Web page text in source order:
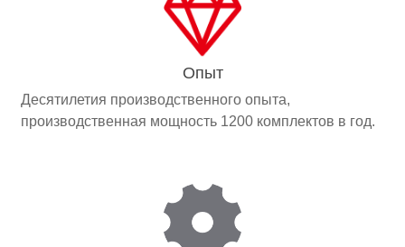
Опыт
Десятилетия производственного опыта,
производственная мощность 1200 комплектов в год.